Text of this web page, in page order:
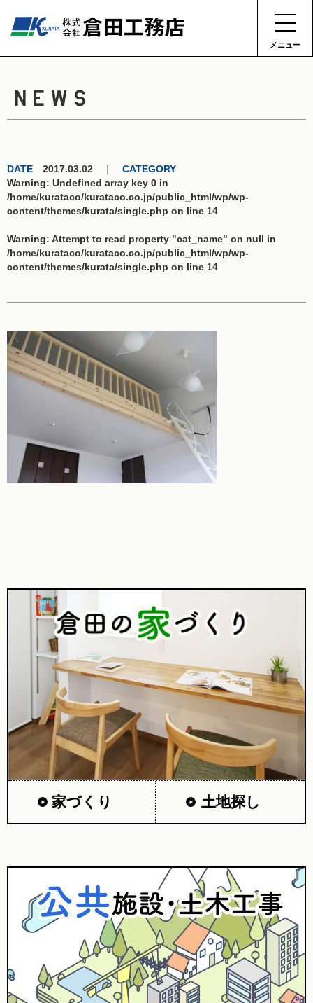
メニュー
NEWS
DATE 2017.03.02 ｜ CATEGORY
Warning: Undefined array key 0 in
/home/kurataco/kurataco.co.jp/public_html/wp/wp-
content/themes/kurata/single.php on line 14
Warning: Attempt to read property "cat_name" on null in
/home/kurataco/kurataco.co.jp/public_html/wp/wp-
content/themes/kurata/single.php on line 14
家づくり 土地探し